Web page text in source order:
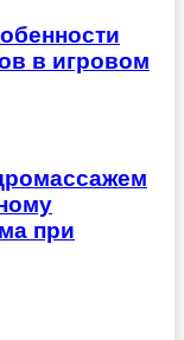
в игровом
при